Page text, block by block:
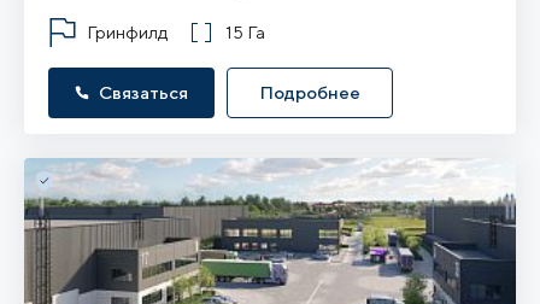
Гринфилд 15 Га
Связаться Подробнее